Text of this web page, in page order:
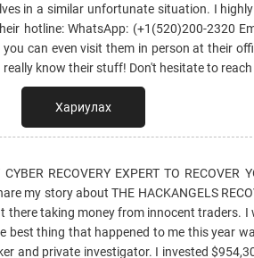
in a similar unfortunate situation. I highly
hotline: WhatsApp: (+1(520)200-2320
can even visit them in person at their
know their stuff! Don't hesitate to
Хариулах
CYBER RECOVERY EXPERT TO
my story about THE HACKANGELS
there taking money from innocent traders.
best thing that happened to me this year
and private investigator. I invested